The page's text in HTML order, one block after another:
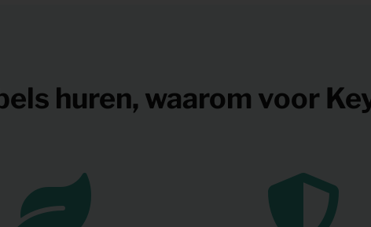
huren, waarom voor